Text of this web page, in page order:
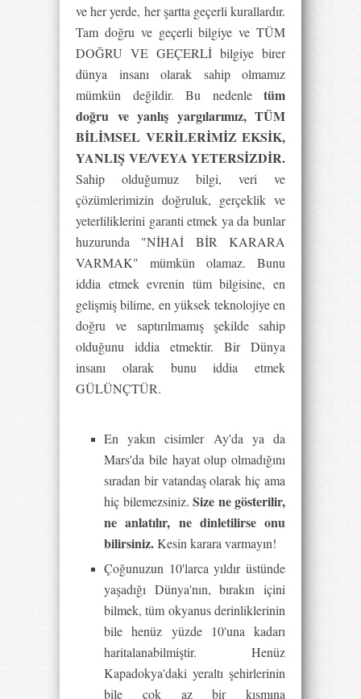
ve her yerde, her şartta geçerli kurallardır.
Tam doğru ve geçerli bilgiye ve TÜM
DOĞRU VE GEÇERLİ bilgiye birer
dünya insanı olarak sahip olmamız
mümkün değildir. Bu nedenle tüm
doğru ve yanlış yargılarımız, TÜM
BİLİMSEL VERİLERİMİZ EKSİK,
YANLIŞ VE/VEYA YETERSİZDİR.
Sahip olduğumuz bilgi, veri ve
çözümlerimizin doğruluk, gerçeklik ve
yeterliliklerini garanti etmek ya da bunlar
huzurunda "NİHAİ BİR KARARA
VARMAK" mümkün olamaz. Bunu
iddia etmek evrenin tüm bilgisine, en
gelişmiş bilime, en yüksek teknolojiye en
doğru ve saptırılmamış şekilde sahip
olduğunu iddia etmektir. Bir Dünya
insanı olarak bunu iddia etmek
GÜLÜNÇTÜR.
En yakın cisimler Ay'da ya da
Mars'da bile hayat olup olmadığını
sıradan bir vatandaş olarak hiç ama
hiç bilemezsiniz. Size ne gösterilir,
ne anlatılır, ne dinletilirse onu
bilirsiniz.Kesin karara varmayın!
Çoğunuzun 10'larca yıldır üstünde
yaşadığı Dünya'nın, bırakın içini
bilmek, tüm okyanus derinliklerinin
bile henüz yüzde 10'una kadarı
haritalanabilmiştir. Henüz
Kapadokya'daki yeraltı şehirlerinin
bile çok az bir kısmına